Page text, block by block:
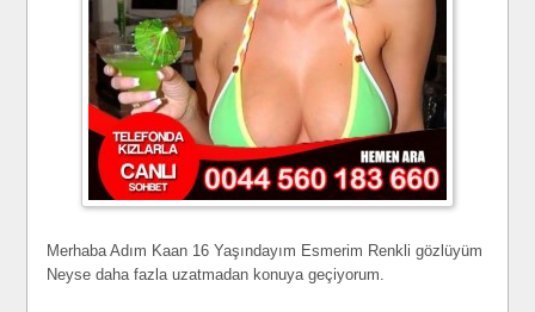
Merhaba Adım Kaan 16 Yaşındayım Esmerim Renkli gözlüyüm
Neyse daha fazla uzatmadan konuya geçiyorum.